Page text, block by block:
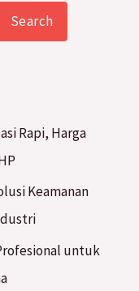
Search
Rapi, Harga
Keamanan
untuk